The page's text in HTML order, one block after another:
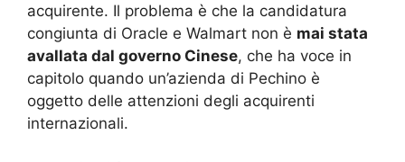
acquirente. Il problema è che la candidatura
congiunta di Oracle e Walmart non è mai stata
avallata dal governo Cinese, che ha voce in
capitolo quando un’azienda di Pechino è
oggetto delle attenzioni degli acquirenti
internazionali.